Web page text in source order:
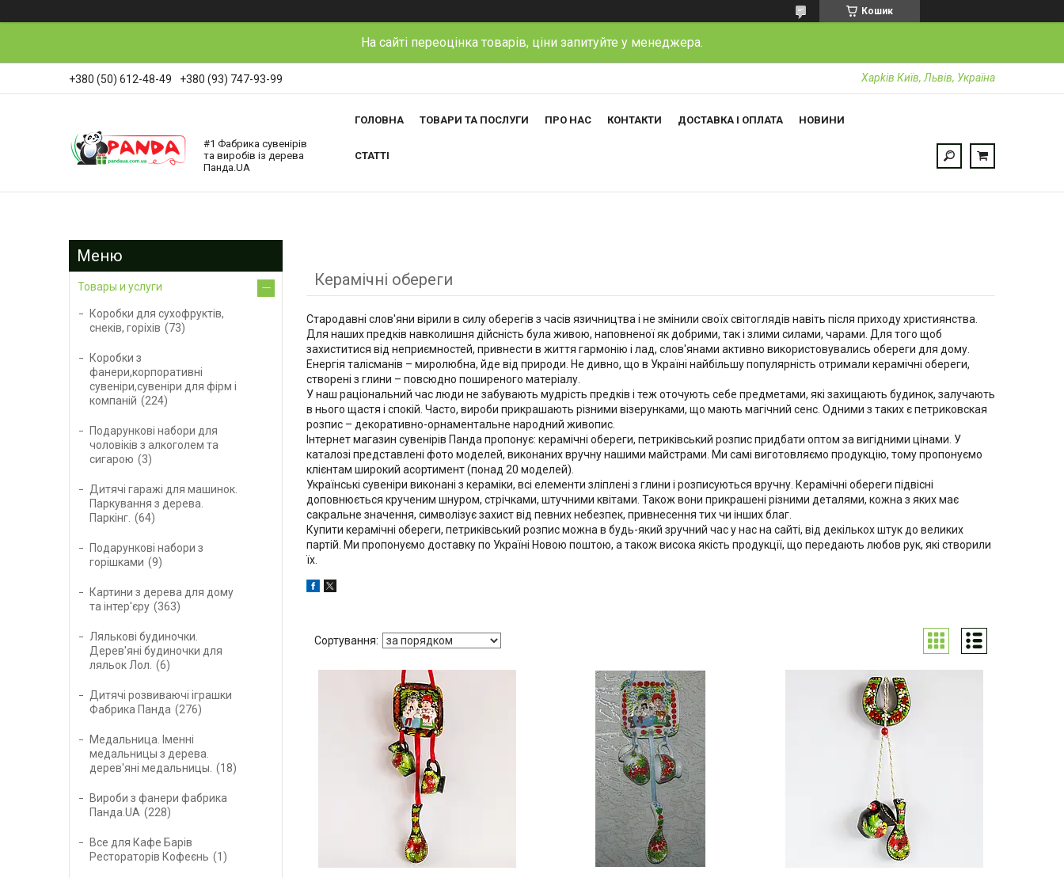
Кошик
На сайті переоцінка товарів, ціни запитуйте у менеджера.
+380 (50) 612-48-49 +380 (93) 747-93-99 Харkiв Київ, Львів, Україна
#1 Фабрика сувенірів
та виробів із дерева
Панда.UA
ГОЛОВНА ТОВАРИ ТА ПОСЛУГИ ПРО НАС КОНТАКТИ ДОСТАВКА І ОПЛАТА НОВИНИ
СТАТТІ
Керамічні обереги
Стародавні слов'яни вірили в силу оберегів з часів язичництва і не змінили своїх світоглядів навіть після приходу християнства.
Для наших предків навколишня дійсність була живою, наповненої як добрими, так і злими силами, чарами. Для того щоб
захиститися від неприємностей, привнести в життя гармонію і лад, слов'янами активно використовувались обереги для дому.
Енергія талісманів – миролюбна, йде від природи. Не дивно, що в Україні найбільшу популярність отримали керамічні обереги,
створені з глини – повсюдно поширеного матеріалу.
У наш раціональний час люди не забувають мудрість предків і теж оточують себе предметами, які захищають будинок, залучають
в нього щастя і спокій. Часто, вироби прикрашають різними візерунками, що мають магічний сенс. Одними з таких є петриковская
розпис – декоративно-орнаментальне народний живопис.
Інтернет магазин сувенірів Панда пропонує: керамічні обереги, петриківський розпис придбати оптом за вигідними цінами. У
каталозі представлені фото моделей, виконаних вручну нашими майстрами. Ми самі виготовляємо продукцію, тому пропонуємо
клієнтам широкий асортимент (понад 20 моделей).
Українські сувеніри виконані з кераміки, всі елементи зліплені з глини і розписуються вручну. Керамічні обереги підвісні
доповнюється крученим шнуром, стрічками, штучними квітами. Також вони прикрашені різними деталями, кожна з яких має
сакральне значення, символізує захист від певних небезпек, привнесення тих чи інших благ.
Купити керамічні обереги, петриківський розпис можна в будь-який зручний час у нас на сайті, від декількох штук до великих
партій. Ми пропонуємо доставку по Україні Новою поштою, а також висока якість продукції, що передають любов рук, які створили
їх.
Товары и услуги
Коробки для сухофруктів,
снеків, горіхів
73
Коробки з
фанери,корпоративні
сувеніри,сувеніри для фірм і
компаній
224
Подарункові набори для
чоловіків з алкоголем та
сигарою
3
Дитячі гаражі для машинок.
Паркування з дерева.
Паркінг.
64
Подарункові набори з
горішками
9
Картини з дерева для дому
та інтер'єру
363
Лялькові будиночки.
Дерев'яні будиночки для
ляльок Лол.
6
Дитячі розвиваючі іграшки
Фабрика Панда
276
Медальница. Іменні
медальницы з дерева.
дерев'яні медальницы.
18
Вироби з фанери фабрика
Панда.UA
228
Все для Кафе Барів
Рестораторів Кофеєнь
1